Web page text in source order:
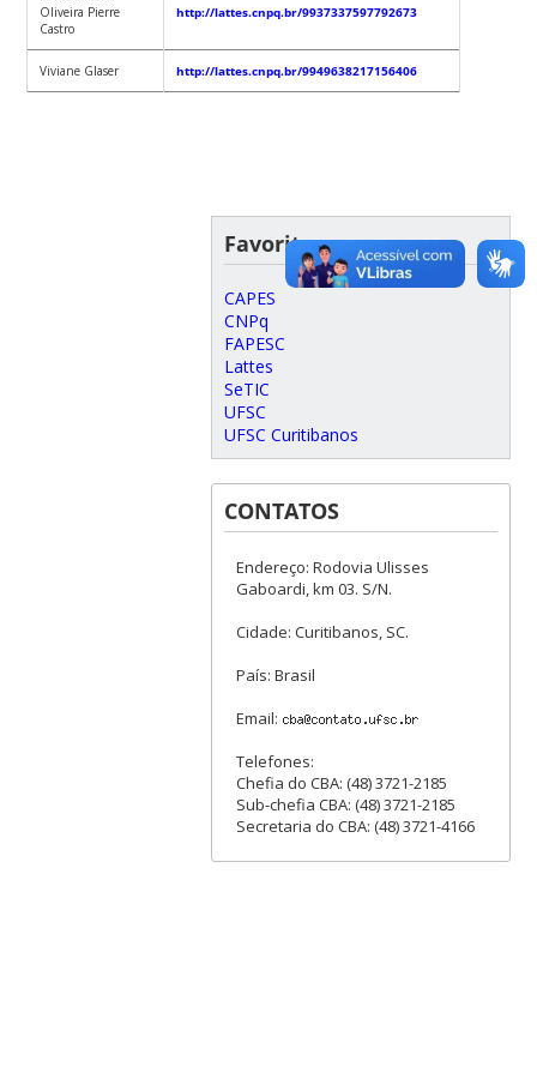
Oliveira Pierre
Castro
http://lattes.cnpq.br/9937337597792673
Viviane Glaser http://lattes.cnpq.br/9949638217156406
Favoritos
CAPES
CNPq
FAPESC
Lattes
SeTIC
UFSC
UFSC Curitibanos
CONTATOS
Endereço: Rodovia Ulisses
Gaboardi, km 03. S/N.
Cidade: Curitibanos, SC.
País: Brasil
Email:
Telefones:
Chefia do CBA: (48) 3721-2185
Sub-chefia CBA: (48) 3721-2185
Secretaria do CBA: (48) 3721-4166